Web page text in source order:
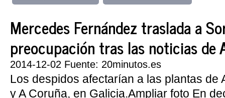
Mercedes Fernández traslada a
preocupación tras las noticias de
2014-12-02 Fuente: 20minutos.es
Los despidos afectarían a las plantas de
y A Coruña, en Galicia.Ampliar foto En